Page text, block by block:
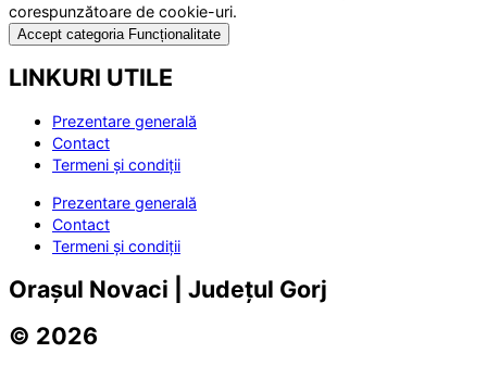
corespunzătoare de cookie-uri.
Accept categoria Funcționalitate
LINKURI UTILE
Prezentare generală
Contact
Termeni și condiții
Prezentare generală
Contact
Termeni și condiții
Orașul Novaci | Județul Gorj
© 2026